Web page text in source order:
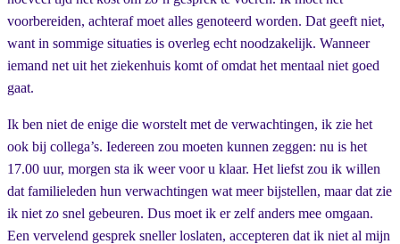
voorbereiden, achteraf moet alles genoteerd worden. Dat geeft niet,
want in sommige situaties is overleg echt noodzakelijk. Wanneer
iemand net uit het ziekenhuis komt of omdat het mentaal niet goed
gaat.
Ik ben niet de enige die worstelt met de verwachtingen, ik zie het
ook bij collega’s. Iedereen zou moeten kunnen zeggen: nu is het
17.00 uur, morgen sta ik weer voor u klaar. Het liefst zou ik willen
dat familieleden hun verwachtingen wat meer bijstellen, maar dat zie
ik niet zo snel gebeuren. Dus moet ik er zelf anders mee omgaan.
Een vervelend gesprek sneller loslaten, accepteren dat ik niet al mijn